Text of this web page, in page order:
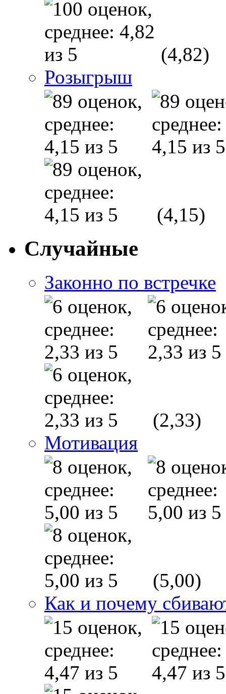
(4,82)
Розыгрыш
(4,15)
Случайные
Законно по встречке
(2,33)
Мотивация
(5,00)
Как и почему